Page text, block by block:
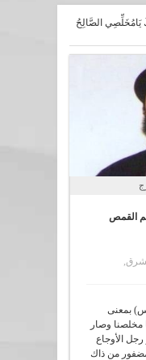
يَامُخَلِّصِي الصَّالِحُ
القمص
,
بمعنى
وصار
الأوجاع
من ذاك